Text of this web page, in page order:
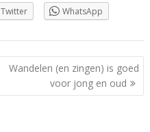
Twitter WhatsApp
Wandelen (en zingen) is goed
voor jong en oud